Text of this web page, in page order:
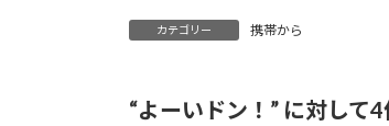
カテゴリー 携帯から
“よーいドン！ ” に対して